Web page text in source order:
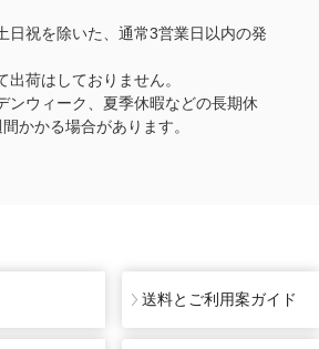
日祝を除いた、通常3営業日以内の発
荷はしておりません。
ンウィーク、夏季休暇などの長期休
かかる場合があります。
送料とご利用案ガイド